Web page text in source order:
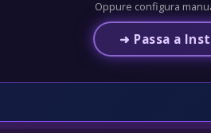
Oppure configura
➜ Passa a